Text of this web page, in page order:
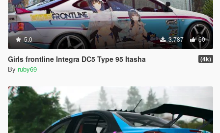
5.0 3.787 60
Girls frontline Integra DC5 Type 95 Itasha (4k)
By ruby69